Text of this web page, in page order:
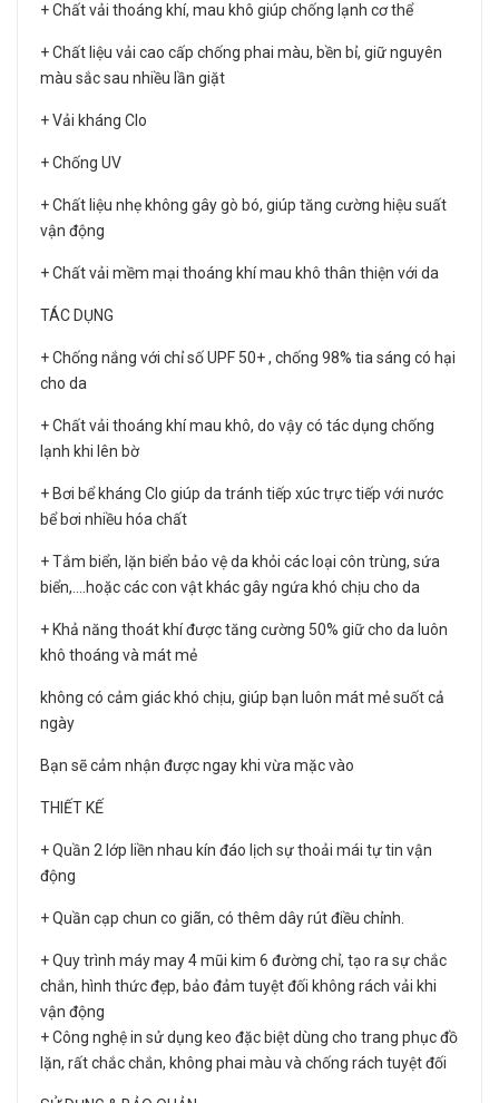
+ Chất vải thoáng khí, mau khô giúp chống lạnh cơ thể
+ Chất liệu vải cao cấp chống phai màu, bền bỉ, giữ nguyên
màu sắc sau nhiều lần giặt
+ Vải kháng Clo
+ Chống UV
+ Chất liệu nhẹ không gây gò bó, giúp tăng cường hiệu suất
vận động
+ Chất vải mềm mại thoáng khí mau khô thân thiện với da
TÁC DỤNG
+ Chống nắng với chỉ số UPF 50+ , chống 98% tia sáng có hại
cho da
+ Chất vải thoáng khí mau khô, do vậy có tác dụng chống
lạnh khi lên bờ
+ Bơi bể kháng Clo giúp da tránh tiếp xúc trực tiếp với nước
bể bơi nhiều hóa chất
+ Tắm biển, lặn biển bảo vệ da khỏi các loại côn trùng, sứa
biển,....hoặc các con vật khác gây ngứa khó chịu cho da
+ Khả năng thoát khí được tăng cường 50% giữ cho da luôn
khô thoáng và mát mẻ
không có cảm giác khó chịu, giúp bạn luôn mát mẻ suốt cả
ngày
Bạn sẽ cảm nhận được ngay khi vừa mặc vào
THIẾT KẾ
+ Quần 2 lớp liền nhau kín đáo lịch sự thoải mái tự tin vận
động
+ Quần cạp chun co giãn, có thêm dây rút điều chỉnh.
+ Quy trình máy may 4 mũi kim 6 đường chỉ, tạo ra sự chắc
chắn, hình thức đẹp, bảo đảm tuyệt đối không rách vải khi
vận động
+ Công nghệ in sử dụng keo đặc biệt dùng cho trang phục đồ
lặn, rất chắc chắn, không phai màu và chống rách tuyệt đối